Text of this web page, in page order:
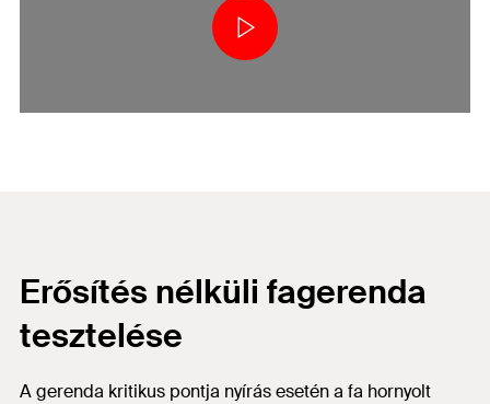
Erősítés nélküli fagerenda
tesztelése
A gerenda kritikus pontja nyírás esetén a fa hornyolt